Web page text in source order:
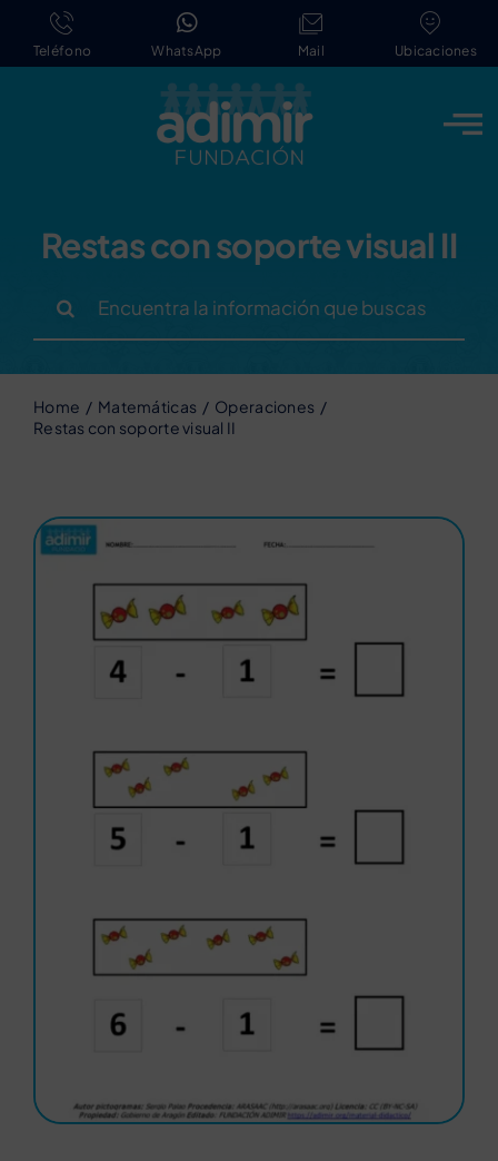
Saltar
contenido
Teléfono WhatsApp Mail Ubicaciones
Restas con soporte visual II
Home Matemáticas
Operaciones
Restas con soporte visual II